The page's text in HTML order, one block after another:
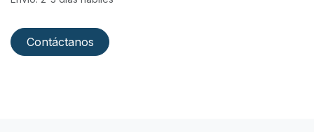
Contáctanos